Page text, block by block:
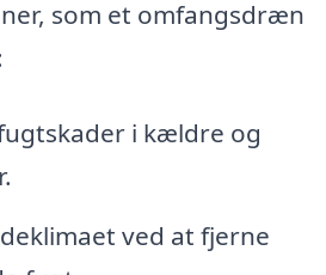
som et omfangsdræn
i kældre og
ved at fjerne